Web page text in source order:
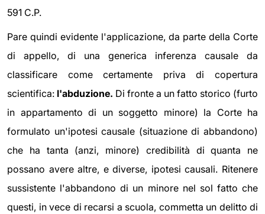
591 C.P.
Pare quindi evidente l'applicazione, da parte della Corte
di appello, di una generica inferenza causale da
classificare come certamente priva di copertura
scientifica: l'abduzione. Di fronte a un fatto storico (furto
in appartamento di un soggetto minore) la Corte ha
formulato un'ipotesi causale (situazione di abbandono)
che ha tanta (anzi, minore) credibilità di quanta ne
possano avere altre, e diverse, ipotesi causali. Ritenere
sussistente l'abbandono di un minore nel sol fatto che
questi, in vece di recarsi a scuola, commetta un delitto di